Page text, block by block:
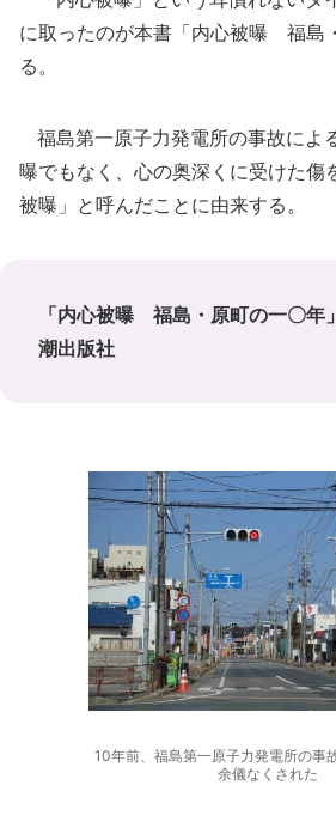
に取ったのが本書「内心被曝 福島
る。
福島第一原子力発電所の事故によ
曝でもなく、心の奥深くに受けた傷
被曝」と呼んだことに由来する。
「内心被曝 福島・原町の一〇年
潮出版社
10年前、福島第一原子力発電所の事
余儀なくされた